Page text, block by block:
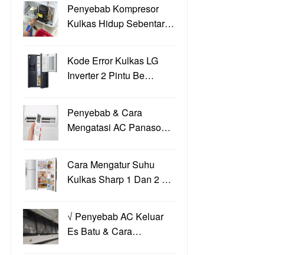
Penyebab Kompresor
Kulkas Hidup Sebentar…
Kode Error Kulkas LG
Inverter 2 Pintu Be…
Penyebab & Cara
Mengatasi AC Panaso…
Cara Mengatur Suhu
Kulkas Sharp 1 Dan 2 …
√ Penyebab AC Keluar
Es Batu & Cara…